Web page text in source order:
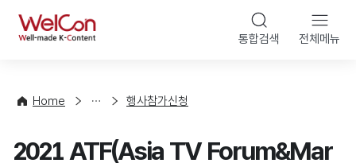
WelCon 통합검색 전체메뉴
Home
사
청
행사참가신청
2021 ATF(Asia TV Forum&Mar